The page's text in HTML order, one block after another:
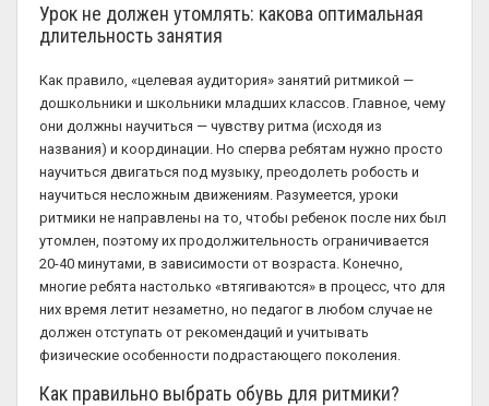
Урок не должен утомлять: какова оптимальная
длительность занятия
Как правило, «целевая аудитория» занятий ритмикой —
дошкольники и школьники младших классов. Главное, чему
они должны научиться — чувству ритма (исходя из
названия) и координации. Но сперва ребятам нужно просто
научиться двигаться под музыку, преодолеть робость и
научиться несложным движениям. Разумеется, уроки
ритмики не направлены на то, чтобы ребенок после них был
утомлен, поэтому их продолжительность ограничивается
20-40 минутами, в зависимости от возраста. Конечно,
многие ребята настолько «втягиваются» в процесс, что для
них время летит незаметно, но педагог в любом случае не
должен отступать от рекомендаций и учитывать
физические особенности подрастающего поколения.
Как правильно выбрать обувь для ритмики?